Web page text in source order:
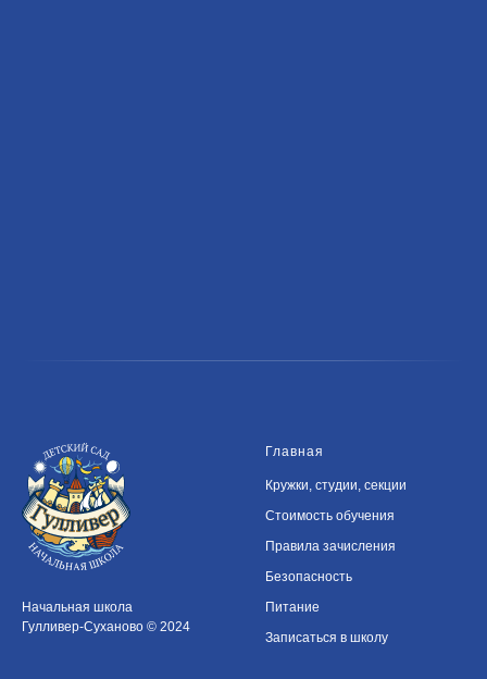
Начальная школа
Гулливер-Суханово © 2024
Главная
Кружки, студии, секции
Стоимость обучения
Правила зачисления
Безопасность
Питание
Записаться в школу